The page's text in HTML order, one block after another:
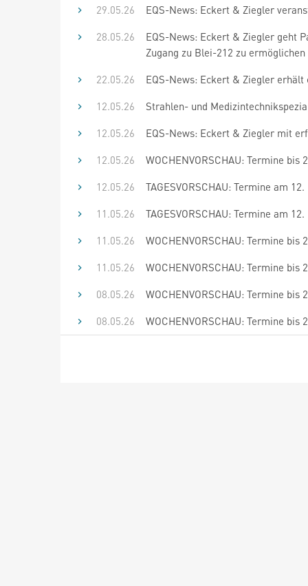
29.05.26
EQS-News: Eckert & Ziegler
28.05.26
EQS-News: Eckert & Ziegler geht
Zugang zu Blei-212 zu ermöglichen
22.05.26
EQS-News: Eckert & Ziegler
12.05.26
Strahlen- und
12.05.26
EQS-News: Eckert & Ziegler mit
12.05.26
WOCHENVORSCHAU: Termine bis
12.05.26
TAGESVORSCHAU: Termine am
11.05.26
TAGESVORSCHAU: Termine am
11.05.26
WOCHENVORSCHAU: Termine bis
11.05.26
WOCHENVORSCHAU: Termine bis
08.05.26
WOCHENVORSCHAU: Termine bis
08.05.26
WOCHENVORSCHAU: Termine bis